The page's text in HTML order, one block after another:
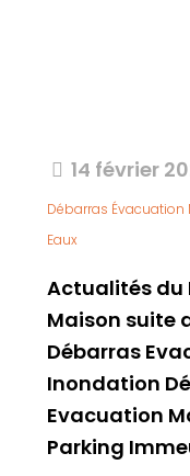
14 février
Débarras
Eaux
Actualités du
Maison suite
Débarras
Inondation
Evacuation
Parking